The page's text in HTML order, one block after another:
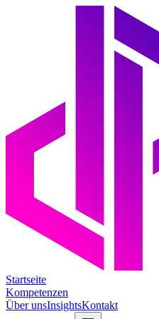
Startseite
Kompetenzen
Über unsInsightsKontakt